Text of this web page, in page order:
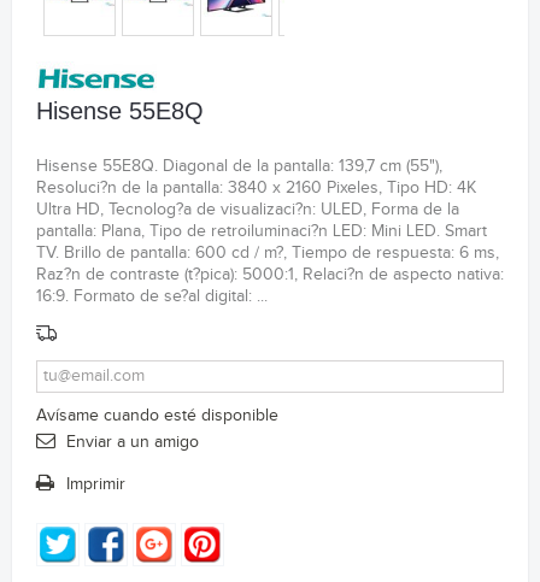
Hisense 55E8Q
Hisense 55E8Q. Diagonal de la pantalla: 139,7 cm (55"),
Resoluci?n de la pantalla: 3840 x 2160 Pixeles, Tipo HD: 4K
Ultra HD, Tecnolog?a de visualizaci?n: ULED, Forma de la
pantalla: Plana, Tipo de retroiluminaci?n LED: Mini LED. Smart
TV. Brillo de pantalla: 600 cd / m?, Tiempo de respuesta: 6 ms,
Raz?n de contraste (t?pica): 5000:1, Relaci?n de aspecto nativa:
16:9. Formato de se?al digital: ...
Avísame cuando esté disponible
Enviar a un amigo
Imprimir